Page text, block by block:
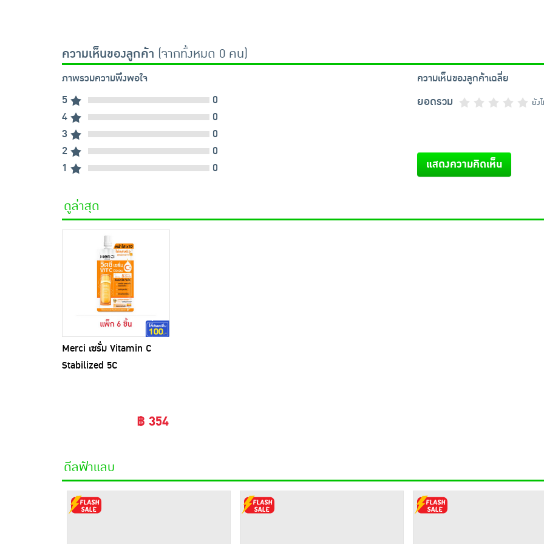
ความเห็นของลูกค้า (จากทั้งหมด 0 คน)
ภาพรวมความพึงพอใจ
5
0
4
0
3
0
2
0
1
0
ความเห็นของลูกค้าเฉลี่ย
ยอดรวม ยัง
แสดงความคิดเห็น
ดูล่าสุด
Merci เซรั่ม Vitamin C
Stabilized 5C
฿ 354
ดีลฟ้าแลบ